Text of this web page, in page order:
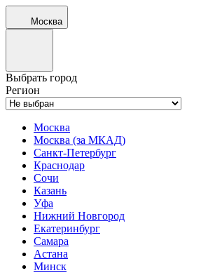
Москва
Выбрать город
Регион
Москва
Москва (за МКАД)
Санкт-Петербург
Краснодар
Сочи
Казань
Уфа
Нижний Новгород
Екатеринбург
Самара
Астана
Минск